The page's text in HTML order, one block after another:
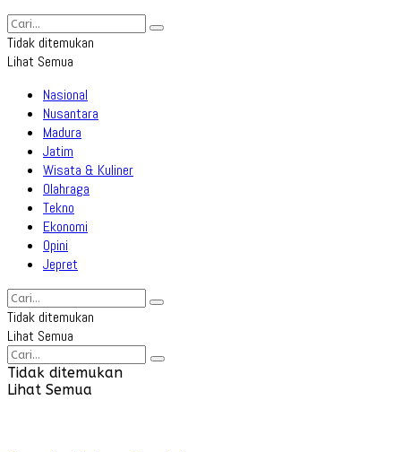
Tidak ditemukan
Lihat Semua
Nasional
Nusantara
Madura
Jatim
Wisata & Kuliner
Olahraga
Tekno
Ekonomi
Opini
Jepret
Tidak ditemukan
Lihat Semua
Tidak ditemukan
Lihat Semua